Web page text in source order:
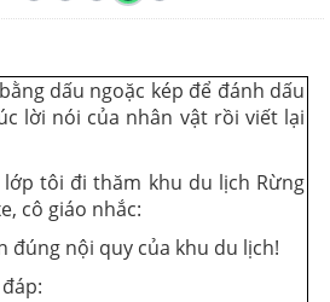
dấu ngoặc kép để đánh dấu
lời nói của nhân vật rồi viết lại
tôi đi thăm khu du lịch Rừng
cô giáo nhắc:
đúng nội quy của khu du lịch!